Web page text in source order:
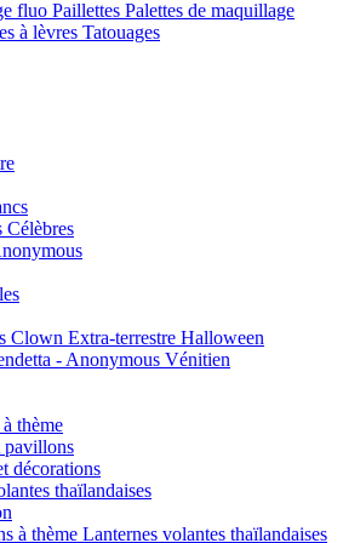
fluo Paillettes Palettes de maquillage
à lèvres Tatouages
Célèbres
Clown Extra-terrestre Halloween
- Anonymous Vénitien
thème
pavillons
décorations
thaïlandaises
à thème Lanternes volantes thaïlandaises